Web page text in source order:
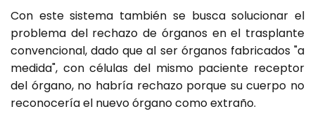
Con este sistema también se busca solucionar el
problema del rechazo de órganos en el trasplante
convencional, dado que al ser órganos fabricados "a
medida", con células del mismo paciente receptor
del órgano, no habría rechazo porque su cuerpo no
reconocería el nuevo órgano como extraño.